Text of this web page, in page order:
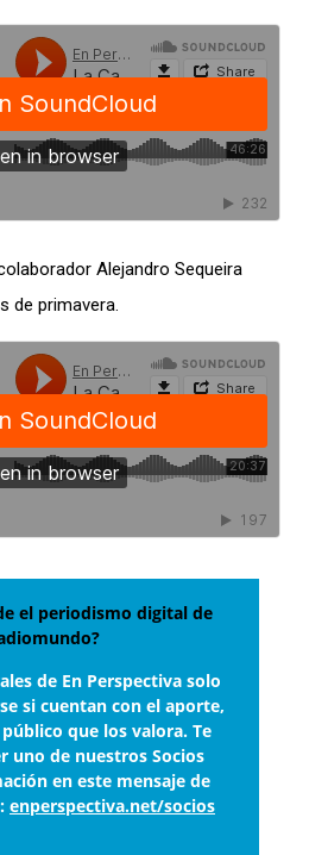
Alejandro Sequeira
de primavera.
el periodismo digital de
de En Perspectiva solo
si cuentan con el aporte,
que los valora. Te
uno de nuestros Socios
en este mensaje de
enperspectiva.net/socios